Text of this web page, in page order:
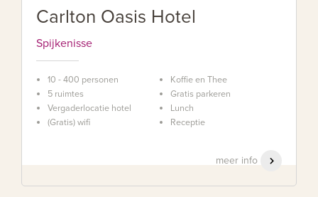
Carlton Oasis Hotel
Spijkenisse
10 - 400 personen
5 ruimtes
Vergaderlocatie hotel
(Gratis) wifi
Koffie en Thee
Gratis parkeren
Lunch
Receptie
meer info